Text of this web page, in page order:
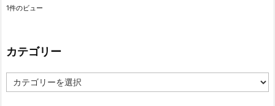
1件のビュー
カテゴリー
テ